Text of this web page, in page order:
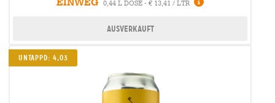
0,44 L DOSE - € 13,41 / LTR
Ausverkauft
Untappd: 4,03